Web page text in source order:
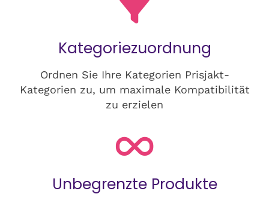
Kategoriezuordnung
Ordnen Sie Ihre Kategorien Prisjakt-
Kategorien zu, um maximale Kompatibilität
zu erzielen
Unbegrenzte Produkte